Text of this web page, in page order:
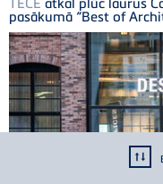
pasākumā “Best of